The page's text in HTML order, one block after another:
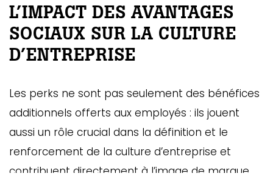
L’IMPACT DES AVANTAGES
SOCIAUX SUR LA CULTURE
D’ENTREPRISE
Les perks ne sont pas seulement des bénéfices
additionnels offerts aux employés : ils jouent
aussi un rôle crucial dans la définition et le
renforcement de la culture d’entreprise et
contribuent directement à l’image de marque